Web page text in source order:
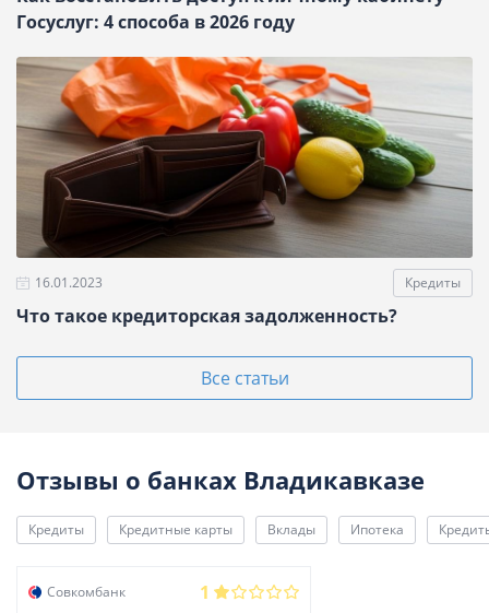
Госуслуг: 4 способа в 2026 году
16.01.2023 Кредиты
Что такое кредиторская задолженность?
Все статьи
Отзывы о банках Владикавказе
Кредиты Кредитные карты Вклады Ипотека
Совкомбанк 1